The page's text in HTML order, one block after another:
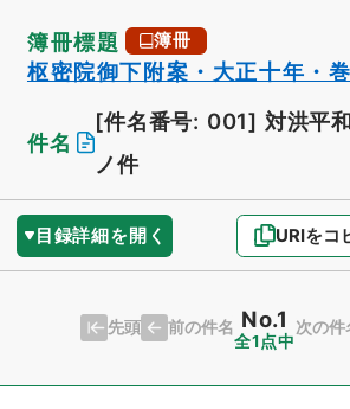
簿冊標題 簿冊
枢密院御下附案・大正十年・
件名
[件名番号: 001] 対洪平
ノ件
目録詳細を開く URIをコ
先頭 前の件名 No.1
全1点中
次の件